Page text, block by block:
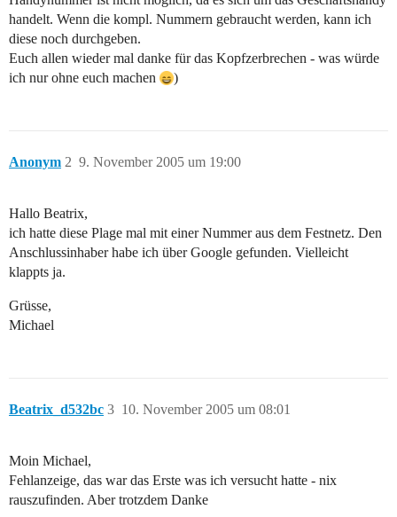
handelt. Wenn die kompl. Nummern gebraucht werden, kann ich
diese noch durchgeben.
Euch allen wieder mal danke für das Kopfzerbrechen - was würde
ich nur ohne euch machen
)
Anonym 9. November 2005 um 19:00
2
Hallo Beatrix,
ich hatte diese Plage mal mit einer Nummer aus dem Festnetz. Den
Anschlussinhaber habe ich über Google gefunden. Vielleicht
klappts ja.
Grüsse,
Michael
Beatrix_d532bc 10. November 2005 um 08:01
3
Moin Michael,
Fehlanzeige, das war das Erste was ich versucht hatte - nix
rauszufinden. Aber trotzdem Danke